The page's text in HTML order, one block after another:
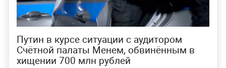
Путин в курсе ситуации с аудитором
Счётной палаты Менем, обвинённым в
хищении 700 млн рублей